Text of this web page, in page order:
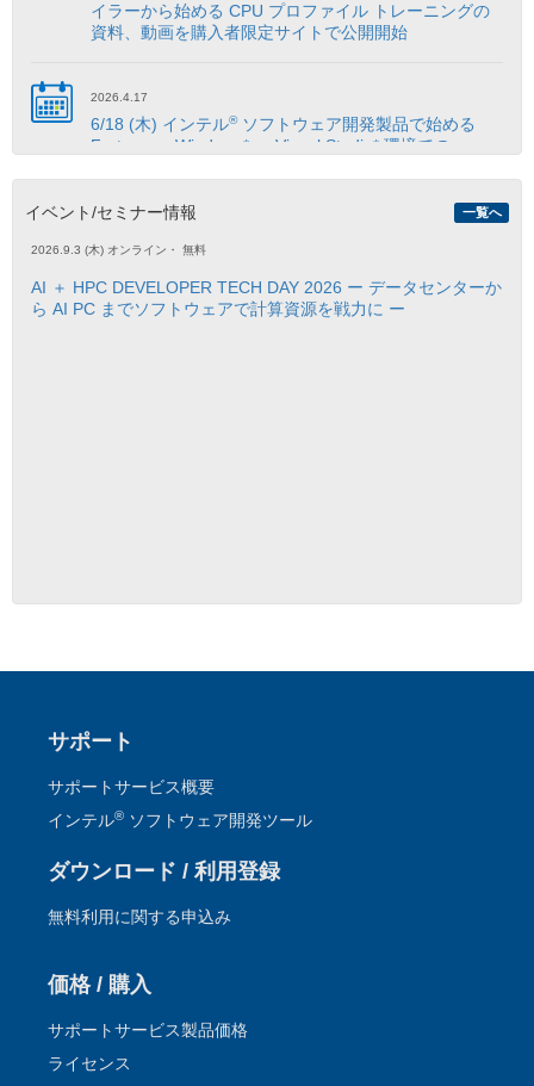
イラーから始める CPU プロファイル トレーニングの
資料、動画を購入者限定サイトで公開開始
2026.4.17
6/18 (木) インテル®ソフトウェア開発製品で始める
Fortran on Windows* ～ Visual Studio* 環境での
2026.4.17
【オンデマンド配信開始】インテル Core
Ultra プロ
セッサー向け OpenMP* アプリケーションの最適化セ
ミナーのトレーニング資料、動画を購入者限定サイト
OpenMP* アプリケーションの最適化セミナー【参加無
料、事前登録制】
2026.1.17
HPC ツールキット 最新情報のご紹介セミナーのトレー
ニング資料、動画を購入者限定サイトで公開開始
Supercomputing Japan 2026 / 2026.2.2 (月) ～ 2.3
(火) / タワーホール船堀 / 無料 / 主催・共催: 一般社団
法人スーパーコンピューティング・ジャパン
一覧へ
イベント/セミナー情報
2026.9.3 (木) オンライン ・ 無料
AI ＋ HPC DEVELOPER TECH DAY 2026 ー データセンターか
ら AI PC までソフトウェアで計算資源を戦力に ー
サポート
サポートサービス概要
インテル® ソフトウェア開発ツール
ダウンロード / 利用登録
無料利用に関する申込み
価格 / 購入
サポートサービス製品価格
ライセンス